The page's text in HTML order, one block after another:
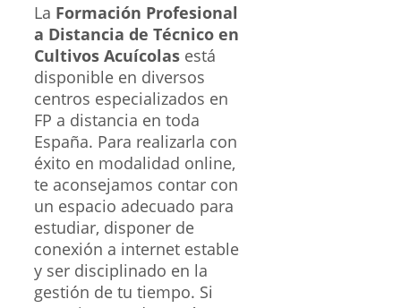
La Formación Profesional
a Distancia de Técnico en
Cultivos Acuícolas está
disponible en diversos
centros especializados en
FP a distancia en toda
España. Para realizarla con
éxito en modalidad online,
te aconsejamos contar con
un espacio adecuado para
estudiar, disponer de
conexión a internet estable
y ser disciplinado en la
gestión de tu tiempo. Si